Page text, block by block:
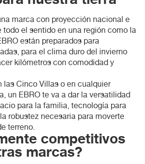
marca con proyección nacional e
todo el sentido en una región como la
están preparados para
para el clima duro del invierno
kilómetros con comodidad y
las Cinco Villas o en cualquier
un EBRO te va a dar la versatilidad
para la familia, tecnología para
robustez necesaria para moverte
terreno.
marcas?